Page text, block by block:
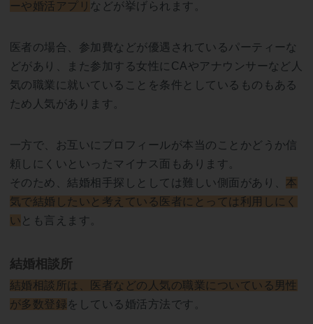
ーや婚活アプリ などが挙げられます。
医者の場合、参加費などが優遇されているパーティーな
どがあり、また参加する女性にCAやアナウンサーなど人
気の職業に就いていることを条件としているものもある
ため人気があります。
一方で、お互いにプロフィールが本当のことかどうか信
頼しにくいといったマイナス面もあります。
そのため、結婚相手探しとしては難しい側面があり、 本
気で結婚したいと考えている医者にとっては利用しにく
い とも言えます。
結婚相談所
結婚相談所は、医者などの人気の職業についている男性
が多数登録 をしている婚活方法です。